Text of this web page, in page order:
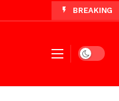
BREAKING
Dark mode